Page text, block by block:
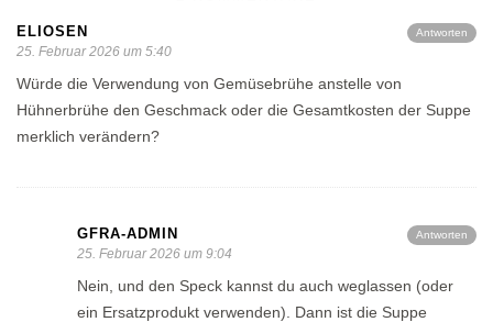
Antworten
ELIOSEN
25. Februar 2026 um 5:40
Würde die Verwendung von Gemüsebrühe anstelle von
Hühnerbrühe den Geschmack oder die Gesamtkosten der Suppe
merklich verändern?
Antworten
GFRA-ADMIN
25. Februar 2026 um 9:04
Nein, und den Speck kannst du auch weglassen (oder
ein Ersatzprodukt verwenden). Dann ist die Suppe